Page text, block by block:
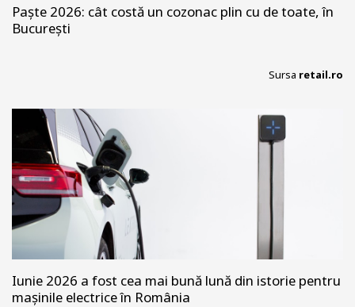
Paște 2026: cât costă un cozonac plin cu de toate, în
București
Sursa retail.ro
Iunie 2026 a fost cea mai bună lună din istorie pentru
mașinile electrice în România